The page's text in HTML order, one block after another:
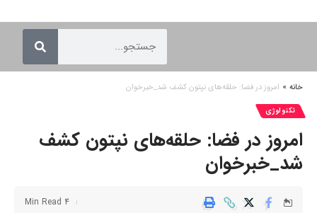
خانه » امروز در فضا: حلقه‌های نپتون کشف شد_خبرخوان
تکنولوژی
امروز در فضا: حلقه‌های نپتون کشف
شد_خبرخوان
4 Min Read